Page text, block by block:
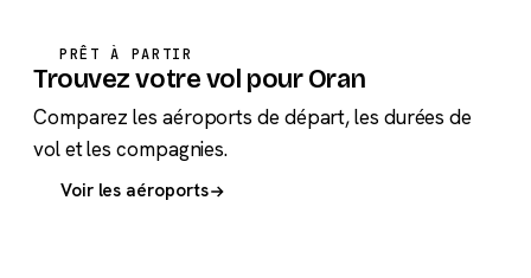
PRÊT À PARTIR
Trouvez votre vol pour Oran
Comparez les aéroports de départ, les durées de
vol et les compagnies.
Voir les aéroports